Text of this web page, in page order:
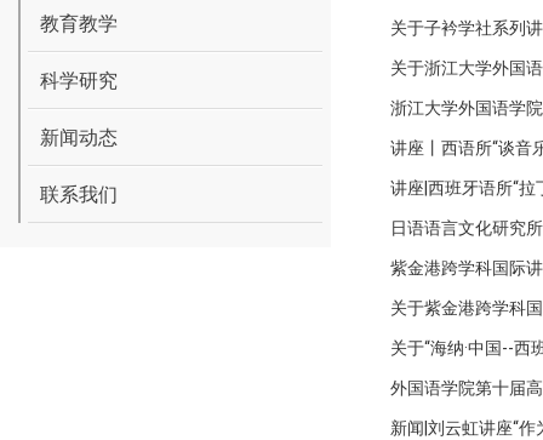
教育教学
科学研究
新闻动态
联系我们
关于子衿学社系列
关于浙江大学外国
浙江大学外国语学
讲座丨西语所“谈音
讲座|西班牙语所“
日语语言文化研究
紫金港跨学科国际
关于紫金港跨学科
关于“海纳·中国--西
外国语学院第十届
新闻|刘云虹讲座“